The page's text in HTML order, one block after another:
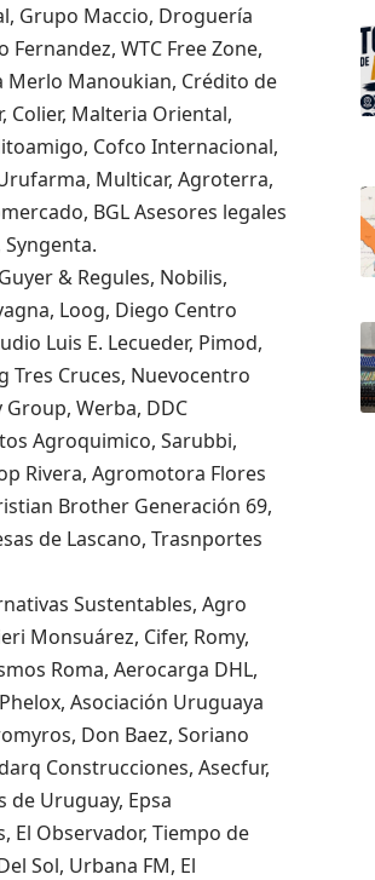
Grupo Maccio, Droguería
WTC Free Zone,
Merlo Manoukian, Crédito de
Colier, Malteria Oriental,
Cofco Internacional,
Multicar, Agroterra,
BGL Asesores legales
& Regules, Nobilis,
Loog, Diego Centro
Luis E. Lecueder, Pimod,
Tres Cruces, Nuevocentro
Werba, DDC
Agroquimico, Sarubbi,
Rivera, Agromotora Flores
Brother Generación 69,
de Lascano, Trasnportes
Sustentables, Agro
Monsuárez, Cifer, Romy,
Roma, Aerocarga DHL,
Asociación Uruguaya
Don Baez, Soriano
Construcciones, Asecfur,
de Uruguay, Epsa
El Observador, Tiempo de
Sol, Urbana FM, El